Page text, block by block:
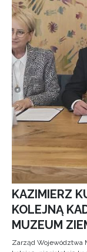
KAZIMIERZ
KOLEJNĄ
MUZEUM
Zarząd Województwa